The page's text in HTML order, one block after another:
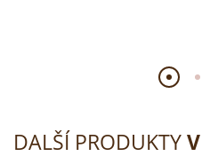
DALŠÍ PRODUKTY